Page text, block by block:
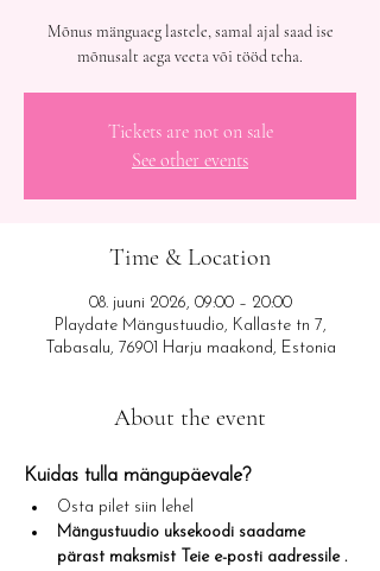
Mõnus mänguaeg lastele, samal ajal saad ise
mõnusalt aega veeta või tööd teha.
Tickets are not on sale
See other events
Time & Location
08. juuni 2026, 09:00 – 20:00
Playdate Mängustuudio, Kallaste tn 7,
Tabasalu, 76901 Harju maakond, Estonia
About the event
Kuidas tulla mängupäevale?​
Osta pilet siin lehel
Mängustuudio uksekoodi saadame
pärast maksmist Teie e-posti aadressile .